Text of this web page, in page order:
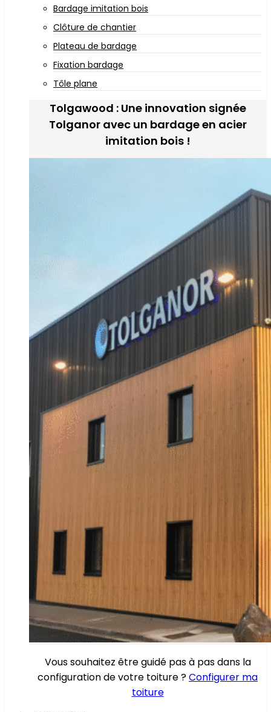
Bardage imitation bois
Clôture de chantier
Plateau de bardage
Fixation bardage
Tôle plane
Tolgawood : Une innovation signée
Tolganor avec un bardage en acier
imitation bois !
Vous souhaitez être guidé pas à pas dans la
configuration de votre toiture ?Configurer ma
toiture